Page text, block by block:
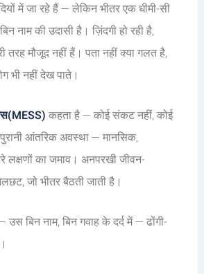
में जा रहे हैं — लेकिन भीतर एक धीमी-सी
नाम की उदासी है। ज़िंदगी हो रही है,
मौजूद नहीं हैं। पता नहीं क्या गलत है,
नहीं देख पाते।
कहता है — कोई संकट नहीं, कोई
आंतरिक अवस्था — मानसिक,
लक्षणों का जमाव। अनपरखी जीवन-
जो भीतर बैठती जाती है।
बिन नाम, बिन गवाह के दर्द में — ढोंगी-